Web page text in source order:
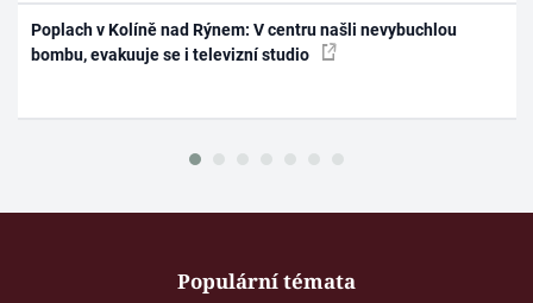
Poplach v Kolíně nad Rýnem: V centru našli nevybuchlou
bombu, evakuuje se i televizní studio
Populární témata